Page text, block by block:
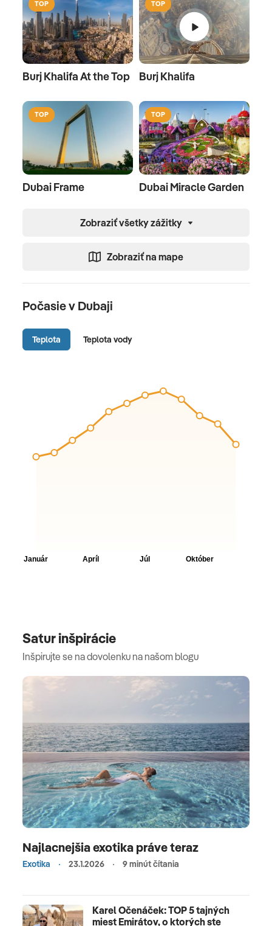
TOP
Burj Khalifa At the Top
TOP
Burj Khalifa
TOP
Dubai Frame
TOP
Dubai Miracle Garden
Zobraziť všetky zážitky
Zobraziť na mape
Počasie v Dubaji
Teplota Teplota vody
Satur inšpirácie
Inšpirujte se na dovolenku na našom blogu
Najlacnejšia exotika práve teraz
Exotika 23.1.2026 9 minút čítania
Karel Očenáček: TOP 5 tajných
miest Emirátov, o ktorých ste